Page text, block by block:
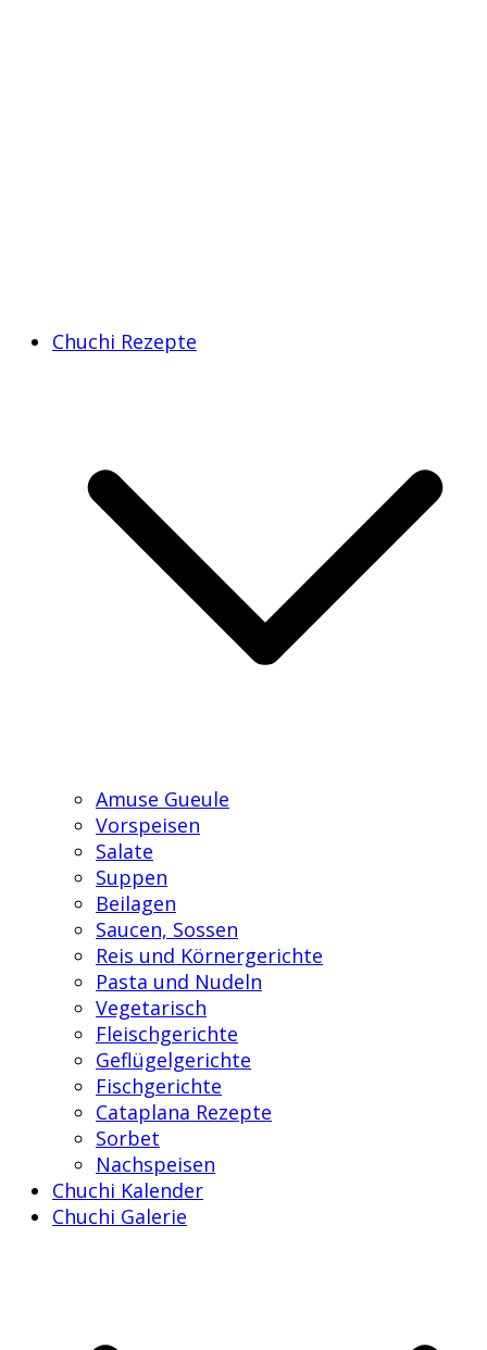
Chuchi Rezepte
Amuse Gueule
Vorspeisen
Salate
Suppen
Beilagen
Saucen, Sossen
Reis und Körnergerichte
Pasta und Nudeln
Vegetarisch
Fleischgerichte
Geflügelgerichte
Fischgerichte
Cataplana Rezepte
Sorbet
Nachspeisen
Chuchi Kalender
Chuchi Galerie